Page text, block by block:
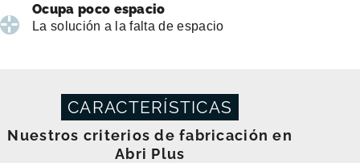
Ocupa poco espacio
La solución a la falta de espacio
CARACTERÍSTICAS
Nuestros criterios de fabricación en
Abri Plus